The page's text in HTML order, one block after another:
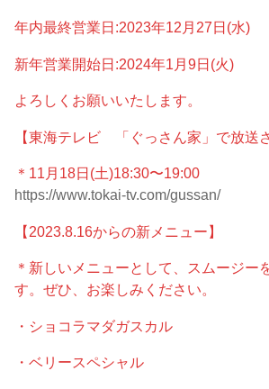
年内最終営業日:2023年12月27日(水)
新年営業開始日:2024年1月9日(火)
よろしくお願いいたします。
【東海テレビ 「ぐっさん家」で放送
＊11月18日(土)18:30〜19:00
https://www.tokai-tv.com/gussan/
【2023.8.16からの新メニュー】
＊新しいメニューとして、スムージー
す。ぜひ、お楽しみください。
・ショコラマダガスカル
・ベリースペシャル